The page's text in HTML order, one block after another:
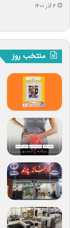
۴ آذر ۱۴۰۱
منتخب روز